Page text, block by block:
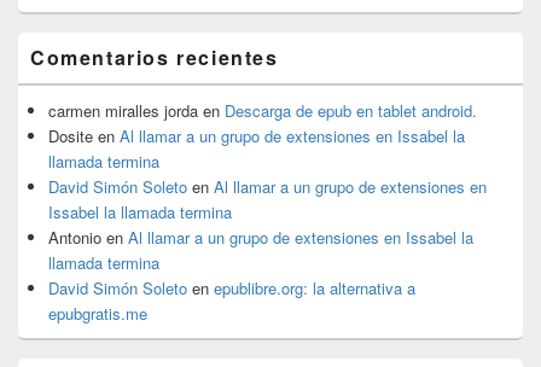
Comentarios recientes
carmen miralles jorda en Descarga de epub en tablet android.
Dosite en Al llamar a un grupo de extensiones en Issabel la
llamada termina
David Simón Soleto en Al llamar a un grupo de extensiones en
Issabel la llamada termina
Antonio en Al llamar a un grupo de extensiones en Issabel la
llamada termina
David Simón Soleto en epublibre.org: la alternativa a
epubgratis.me